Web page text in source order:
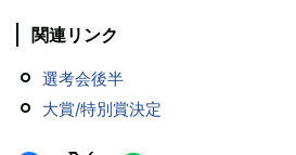
関連リンク
選考会後半
大賞/特別賞決定